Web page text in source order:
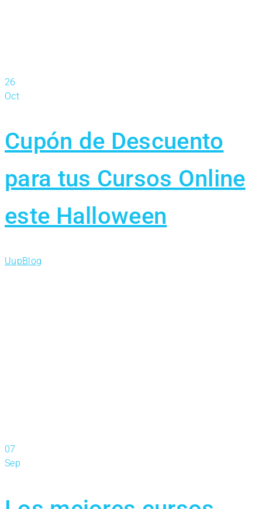
26
Oct
Cupón de Descuento
para tus Cursos Online
este Halloween
UupBlog
07
Sep